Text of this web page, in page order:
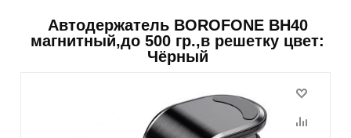
Автодержатель BOROFONE BH40
магнитный,до 500 гр.,в решетку цвет:
Чёрный